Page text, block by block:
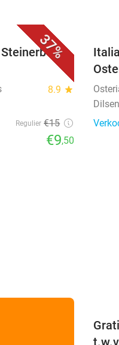
37%
+
8.9 star
Regulier €15
€9,50